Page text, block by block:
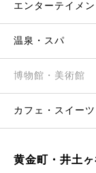
エンターテイメン
温泉・スパ
博物館・美術館
カフェ・スイーツ
黄金町・井土